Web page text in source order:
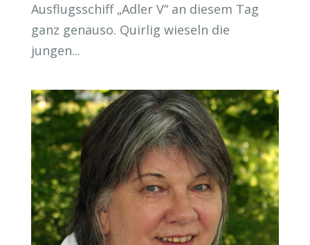
Ausflugsschiff „Adler V“ an diesem Tag
ganz genauso. Quirlig wieseln die
jungen...